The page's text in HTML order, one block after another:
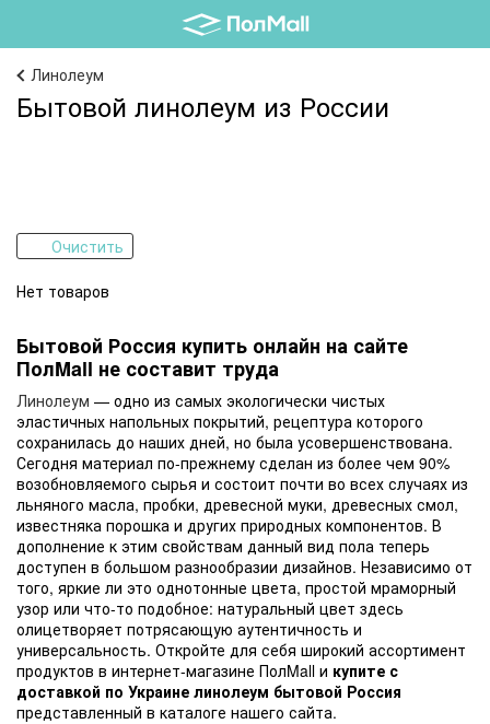
Линолеум
Бытовой линолеум из России
Очистить
Нет товаров
Бытовой Россия купить онлайн на сайте
ПолMall не составит труда
Линолеум — одно из самых экологически чистых
эластичных напольных покрытий, рецептура которого
сохранилась до наших дней, но была усовершенствована.
Сегодня материал по-прежнему сделан из более чем 90%
возобновляемого сырья и состоит почти во всех случаях из
льняного масла, пробки, древесной муки, древесных смол,
известняка порошка и других природных компонентов. В
дополнение к этим свойствам данный вид пола теперь
доступен в большом разнообразии дизайнов. Независимо от
того, яркие ли это однотонные цвета, простой мраморный
узор или что-то подобное: натуральный цвет здесь
олицетворяет потрясающую аутентичность и
универсальность. Откройте для себя широкий ассортимент
продуктов в интернет-магазине ПолMall и купите с
доставкой по Украине линолеум бытовой Россия
представленный в каталоге нашего сайта.